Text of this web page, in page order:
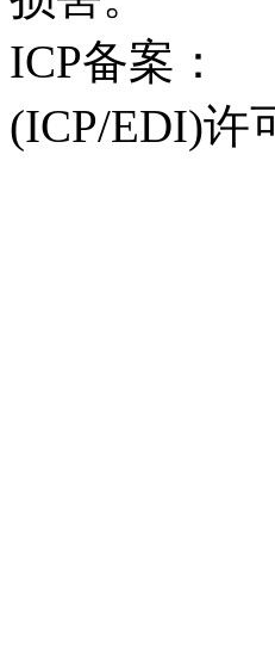
ICP备案：
(ICP/EDI)许